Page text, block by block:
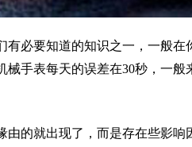
要知道的知识之一，一般在
手表每天的误差在30秒，一
就出现了，而是存在些影响